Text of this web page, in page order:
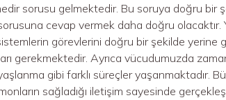
sorusu gelmektedir. Bu soruya doğru bir
cevap vermek daha doğru
görevlerini doğru bir şekilde yerine
gerekmektedir. Ayrıca vücudumuzda
gibi farklı süreçler yaşanmaktadır.
sağladığı iletişim sayesinde